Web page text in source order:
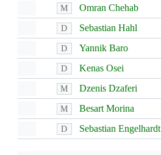
M Omran Chehab
D Sebastian Hahl
D Yannik Baro
D Kenas Osei
M Dzenis Dzaferi
M Besart Morina
D Sebastian Engelhardt